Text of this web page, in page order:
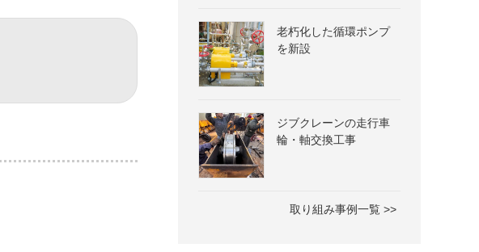
老朽化した循環ポンプ
を新設
ジブクレーンの走行車
輪・軸交換工事
取り組み事例一覧 >>